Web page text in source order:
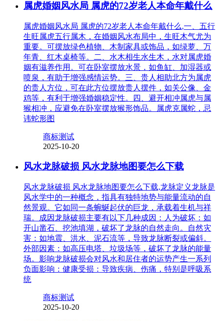
属虎婚姻风水局 属虎的72岁老人本命年戴什么
属虎婚姻风水局 属虎的72岁老人本命年戴什么,一、五行
生旺属虎五行属木，在婚姻风水布局中，生旺木气尤为
重要。可摆放绿色植物、木制家具或饰品，如绿萝、万
年青、红木桌椅等。二、水木相生水生木，水对属虎婚
姻有滋养作用。可在卧室摆放水景，如鱼缸、加湿器或
喷泉，有助于增强感情运势。三、贵人相助北方为属虎
的贵人方位，可在此方位摆放贵人摆件，如关公像、金
鸡等，有利于增强婚姻稳定性。四、避开相冲属虎与属
猴相冲，应避免在卧室摆放猴形饰品。属虎克属蛇，忌
讳蛇形图
商标测试
2025-10-20
风水龙脉破损 风水龙脉地图要怎么下载
风水龙脉破损 风水龙脉地图要怎么下载,龙脉定义龙脉是
风水学中的一种概念，指具有独特地势与能量流动的自
然景观。它如同一条蜿蜒起伏的巨龙，承载着生机与祥
瑞。成因龙脉破损主要有以下几种成因：人为破坏：如
开山凿石、挖池填湖，破坏了龙脉的自然走向。自然灾
害：如地震、洪水、泥石流等，导致龙脉断裂或偏斜。
外部因素：如高压电塔、垃圾场等，破坏了龙脉的能量
场。影响龙脉破损会对风水和居住者的运势产生一系列
负面影响：健康受损：导致疾病、伤痛，特别是呼吸系
统
商标测试
2025-10-20